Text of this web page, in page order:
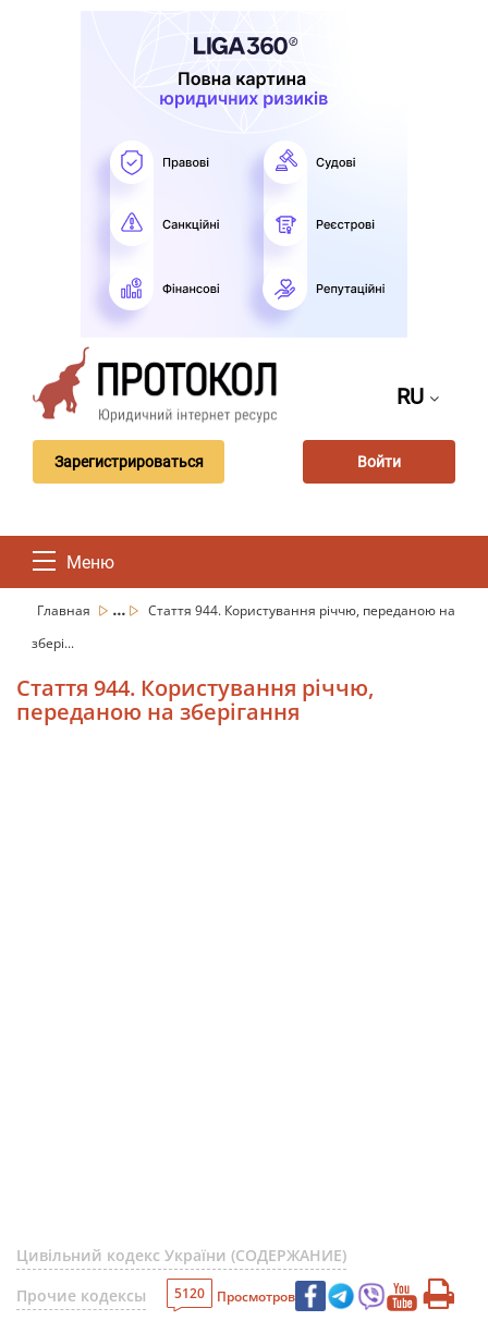
RU
Зарегистрироваться Войти
Меню
Главная ...
Стаття 944. Користування річчю, переданою на
збері...
Стаття 944. Користування річчю,
переданою на зберігання
Цивільний кодекс України (СОДЕРЖАНИЕ)
Прочие кодексы
5120 Просмотров